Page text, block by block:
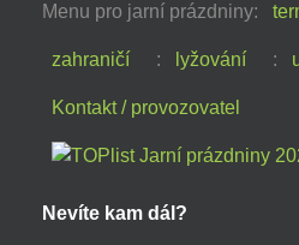
Menu pro jarní prázdniny:
zahraničí : lyžování :
Kontakt / provozovatel
Nevíte kam dál?